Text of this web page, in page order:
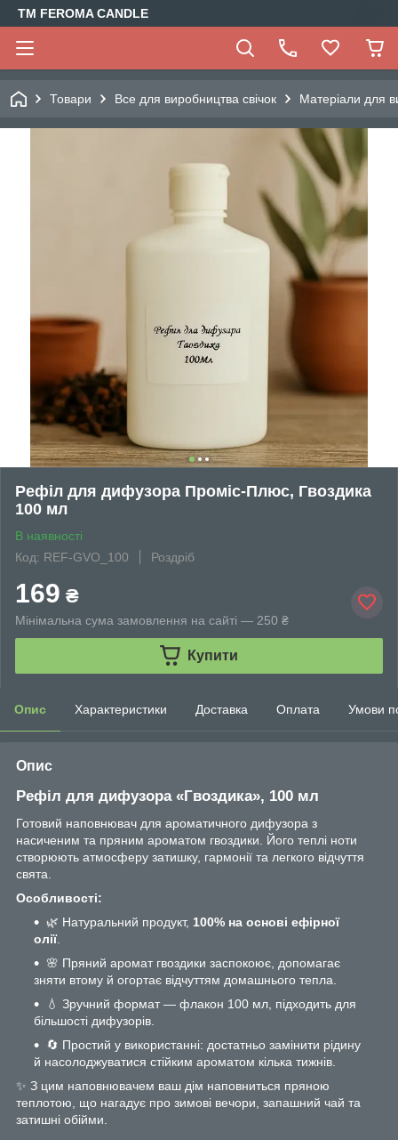
TM FEROMA CANDLE
Товари Все для виробництва свічок Матеріали для
Рефіл для дифузора Проміс-Плюс, Гвоздика
100 мл
В наявності
Код: REF-GVO_100
Роздріб
169 ₴
Мінімальна сума замовлення на сайті — 250 ₴
Купити
Опис Характеристики Доставка Оплата Умови
Опис
Рефіл для дифузора «Гвоздика», 100 мл
Готовий наповнювач для ароматичного дифузора з
насиченим та пряним ароматом гвоздики. Його теплі ноти
створюють атмосферу затишку, гармонії та легкого відчуття
свята.
Особливості:
🌿 Натуральний продукт, 100% на основі ефірної
олії.
🌸 Пряний аромат гвоздики заспокоює, допомагає
зняти втому й огортає відчуттям домашнього тепла.
💧 Зручний формат — флакон 100 мл, підходить для
більшості дифузорів.
🔄 Простий у використанні: достатньо замінити рідину
й насолоджуватися стійким ароматом кілька тижнів.
✨ З цим наповнювачем ваш дім наповниться пряною
теплотою, що нагадує про зимові вечори, запашний чай та
затишні обійми.